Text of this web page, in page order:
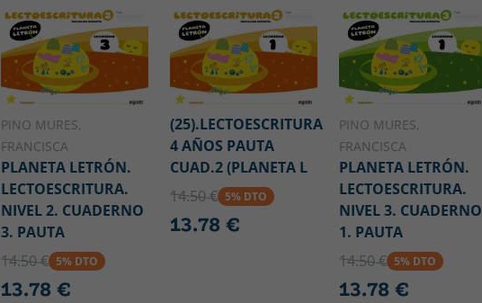
PINO MURES,
FRANCISCA
PLANETA LETRÓN.
LECTOESCRITURA.
NIVEL 2. CUADERNO
3. PAUTA
14.50 € 5% DTO
13.78 €
(25).LECTOESCRITURA
4 AÑOS PAUTA
CUAD.2 (PLANETA L
14.50 € 5% DTO
13.78 €
PINO MURES,
FRANCISCA
PLANETA LETRÓN.
LECTOESCRITURA.
NIVEL 3. CUADERNO
1. PAUTA
14.50 € 5% DTO
13.78 €